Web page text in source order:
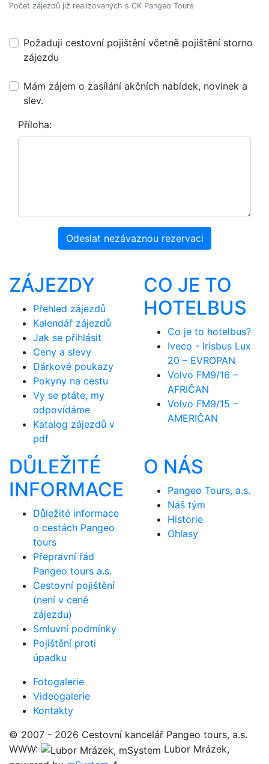
Počet zájezdů již realizovaných s CK Pangeo Tours
Požaduji cestovní pojištění včetně pojištění storno
zájezdu
Mám zájem o zasílání akčních nabídek, novinek a
slev.
Příloha:
Odeslat nezávaznou rezervaci
ZÁJEZDY
Přehled zájezdů
Kalendář zájezdů
Jak se přihlásit
Ceny a slevy
Dárkové poukazy
Pokyny na cestu
Vy se ptáte, my
odpovídáme
Katalog zájezdů v
pdf
CO JE TO
HOTELBUS
Co je to hotelbus?
Iveco - Irisbus Lux
20 – EVROPAN
Volvo FM9/16 –
AFRIČAN
Volvo FM9/15 –
AMERIČAN
DŮLEŽITÉ
INFORMACE
Důležité informace
o cestách Pangeo
tours
Přepravní řád
Pangeo tours a.s.
Cestovní pojištění
(není v ceně
zájezdu)
Smluvní podmínky
Pojištění proti
úpadku
O NÁS
Pangeo Tours, a.s.
Náš tým
Historie
Ohlasy
Fotogalerie
Videogalerie
Kontakty
© 2007 - 2026 Cestovní kancelář Pangeo tours, a.s.
WWW:
Lubor Mrázek,